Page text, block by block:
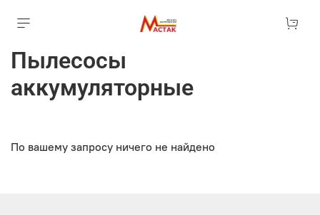
Пылесосы
аккумуляторные
По вашему запросу ничего не найдено